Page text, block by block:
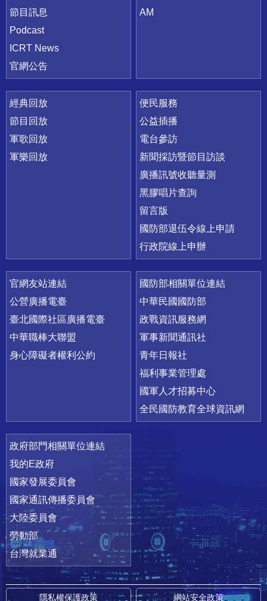
節目訊息
Podcast
ICRT News
官網公告
AM
經典回放
節目回放
軍歌回放
軍樂回放
便民服務
公益插播
電台參訪
新聞採訪暨節目訪談
廣播訊號收聽量測
黑膠唱片查詢
留言版
國防部退伍令線上申請
行政院線上申辦
官網友站連結
公營廣播電臺
臺北國際社區廣播電臺
中華職棒大聯盟
身心障礙者權利公約
國防部相關單位連結
中華民國國防部
政戰資訊服務網
軍事新聞通訊社
青年日報社
福利事業管理處
國軍人才招募中心
全民國防教育全球資訊網
政府部門相關單位連結
我的E政府
國家發展委員會
國家通訊傳播委員會
大陸委員會
勞動部
台灣就業通
隱私權保護政策 網站安全政策